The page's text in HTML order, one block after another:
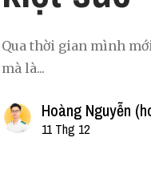
Qua thời gian mình
mà là...
Hoàng Nguyễn
11 Thg 12